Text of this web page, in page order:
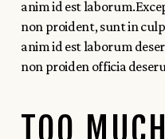
anim id est
non proident, sunt in
anim id est laborum
non proiden officia
TOO